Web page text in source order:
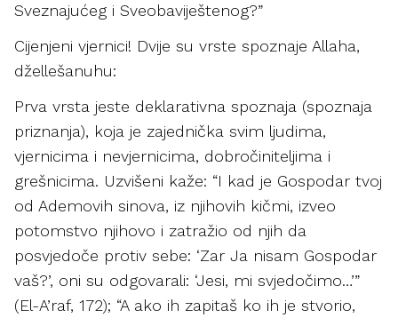
Sveznajućeg i Sveobaviještenog?”
Cijenjeni vjernici! Dvije su vrste spoznaje Allaha,
džellešanuhu:
Prva vrsta jeste deklarativna spoznaja (spoznaja
priznanja), koja je zajednička svim ljudima,
vjernicima i nevjernicima, dobročiniteljima i
grešnicima. Uzvišeni kaže: “I kad je Gospodar tvoj
od Ademovih sinova, iz njihovih kičmi, izveo
potomstvo njihovo i zatražio od njih da
posvjedoče protiv sebe: ‘Zar Ja nisam Gospodar
vaš?’, oni su odgovarali: ‘Jesi, mi svjedočimo…’”
(El-A’raf, 172); “A ako ih zapitaš ko ih je stvorio,